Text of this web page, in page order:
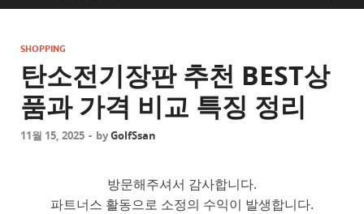
SHOPPING
탄소전기장판 추천 BEST상
품과 가격 비교 특징 정리
11월 15, 2025 - byGolfSsan
방문해주셔서 감사합니다.
파트너스 활동으로 소정의 수익이 발생합니다.